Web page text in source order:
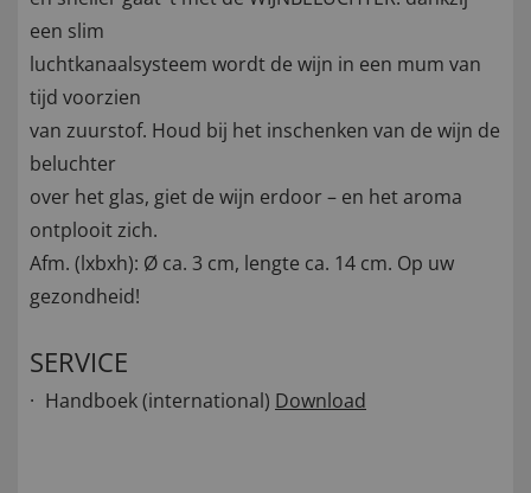
een slim
luchtkanaalsysteem wordt de wijn in een mum van
tijd voorzien
van zuurstof. Houd bij het inschenken van de wijn de
beluchter
over het glas, giet de wijn erdoor – en het aroma
ontplooit zich.
Afm. (lxbxh): Ø ca. 3 cm, lengte ca. 14 cm. Op uw
gezondheid!
SERVICE
Handboek (international) Download